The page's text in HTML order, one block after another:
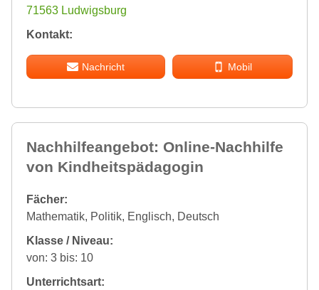
71563 Ludwigsburg
Kontakt:
Nachricht Mobil
Nachhilfeangebot: Online-Nachhilfe
von Kindheitspädagogin
Fächer:
Mathematik, Politik, Englisch, Deutsch
Klasse / Niveau:
von: 3 bis: 10
Unterrichtsart: